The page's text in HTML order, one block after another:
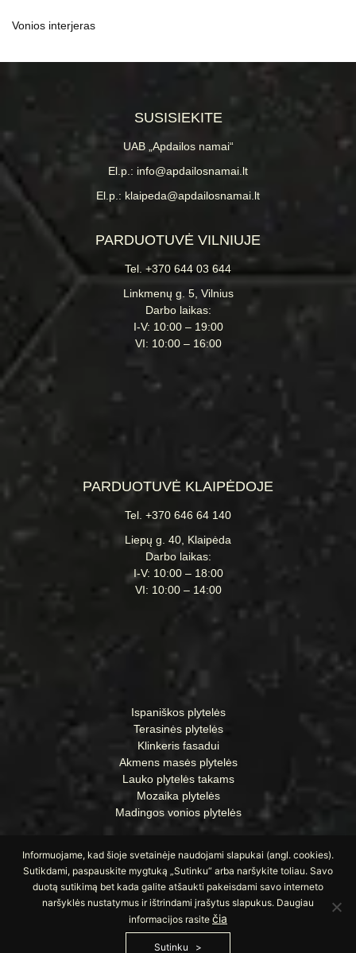
Vonios interjeras
SUSISIEKITE
UAB „Apdailos namai“
El.p.: info@apdailosnamai.lt
El.p.: klaipeda@apdailosnamai.lt
PARDUOTUVĖ VILNIUJE
Tel. +370 644 03 644
Linkmenų g. 5, Vilnius
Darbo laikas:
I-V: 10:00 – 19:00
VI: 10:00 – 16:00
PARDUOTUVĖ KLAIPĖDOJE
Tel. +370 646 64 140
Liepų g. 40, Klaipėda
Darbo laikas:
I-V: 10:00 – 18:00
VI: 10:00 – 14:00
Ispaniškos plytelės
Terasinės plytelės
Klinkeris fasadui
Akmens masės plytelės
Lauko plytelės takams
Mozaika plytelės
Madingos vonios plytelės
© Visos teisės saugomos UAB „Apdailos namai“
Informuojame, kad šioje svetainėje naudojami slapukai (angl. cookies).
Sutikdami, paspauskite mygtuką „Sutinku“ arba naršykite toliau. Savo
duotą sutikimą bet kada galite atšaukti pakeisdami savo interneto
naršyklės nustatymus ir ištrindami įrašytus slapukus. Daugiau
informacijos rasite čia
Sutinku